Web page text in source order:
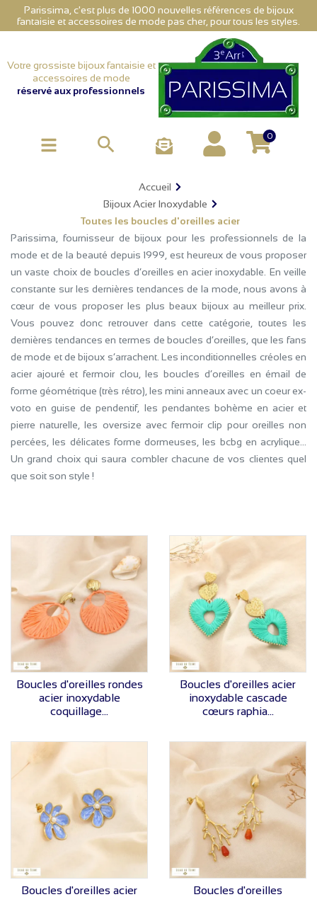
Parissima, c'est plus de 1000 nouvelles références de bijoux
fantaisie et accessoires de mode pas cher, pour tous les styles.
Votre grossiste bijoux fantaisie et
accessoires de mode
réservé aux professionnels
 0
Accueil
Bijoux Acier Inoxydable
Toutes les boucles d'oreilles acier
Parissima, fournisseur de bijoux pour les professionnels de la
mode et de la beauté depuis 1999, est heureux de vous proposer
un vaste choix de boucles d’oreilles en acier inoxydable. En veille
constante sur les dernières tendances de la mode, nous avons à
cœur de vous proposer les plus beaux bijoux au meilleur prix.
Vous pouvez donc retrouver dans cette catégorie, toutes les
dernières tendances en termes de boucles d’oreilles, que les fans
de mode et de bijoux s’arrachent. Les inconditionnelles créoles en
acier ajouré et fermoir clou, les boucles d’oreilles en émail de
forme géométrique (très rétro), les mini anneaux avec un coeur ex-
voto en guise de pendentif, les pendantes bohème en acier et
pierre naturelle, les oversize avec fermoir clip pour oreilles non
percées, les délicates forme dormeuses, les bcbg en acrylique…
Un grand choix qui saura combler chacune de vos clientes quel
que soit son style !
VOIR LE PRIX
Boucles d'oreilles rondes
acier inoxydable
coquillage...
VOIR LE PRIX
Boucles d'oreilles acier
inoxydable cascade
cœurs raphia...
VOIR LE PRIX
Boucles d'oreilles acier
VOIR LE PRIX
Boucles d'oreilles